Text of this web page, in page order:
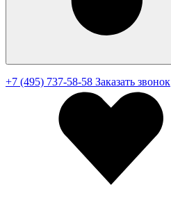
+7 (495) 737-58-58 Заказать звонок